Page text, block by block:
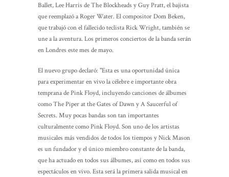
Ballet, Lee Harris de The Blockheads y Guy Pratt, el bajista
que reemplazó a Roger Water. El compositor Dom Beken,
que trabajó con el fallecido teclista Rick Wright, también se
une a la aventura. Los primeros conciertos de la banda serán
en Londres este mes de mayo.
El nuevo grupo declaró: "Esta es una oportunidad única
para experimentar en vivo la célebre e importante obra
temprana de Pink Floyd, incluyendo canciones de álbumes
como The Piper at the Gates of Dawn y A Saucerful of
Secrets. Muy pocas bandas son tan importantes
culturalmente como Pink Floyd. Son uno de los artistas
musicales más vendidos de todos los tiempos y Nick Mason
es un fundador y el único miembro constante de la banda,
que ha actuado en todos sus álbumes, así como en todos sus
espectáculos en vivo. Esta será la primera salida musical en